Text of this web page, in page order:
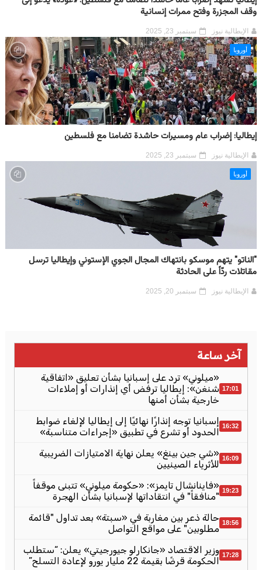
وقف المجزرة وفتح ممرات إنسانية
الإيطالية نيوز سبتمبر 23, 2025
أوروبا
إيطاليا: إضراب عام ومسيرات حاشدة تضامنا مع فلسطين
الإيطالية نيوز سبتمبر 23, 2025
أوروبا
"الناتو" يتهم موسكو بانتهاك المجال الجوي الإستوني وإيطاليا ترسل
مقاتلات ردّاً على الحادثة
الإيطالية نيوز سبتمبر 20, 2025
آخر ساعة
17:01
«ميلوني» ترد على إسبانيا بشأن تعليق «اتفاقية
شنغن»: إيطاليا ترفض أي إنذارات أو إملاءات
خارجية بشأن أمنها
16:32 إسبانيا توجه إنذارًا نهائيًا إلى إيطاليا لإلغاء ضوابط
الحدود أو تشرع في تطبيق «إجراءات متناسبة»
16:09 «شي جين بينغ» يعلن نهاية الامتيازات الضريبية
للأثرياء الصينيين
19:23 «فاينانشال تايمز»: «حكومة ميلوني» تتبنى موقفاً
"منافقاً" في انتقاداتها لإسبانيا بشأن الهجرة
18:56 حالة ذعر بين مغاربة في «سبتة» بعد تداول "قائمة
مطلوبين" على مواقع التواصل
17:28 وزير الاقتصاد «جانكارلو جيورجيتي» يعلن: “ستطلب
الحكومة قرضًا بقيمة 22 مليار يورو لإعادة التسلح”